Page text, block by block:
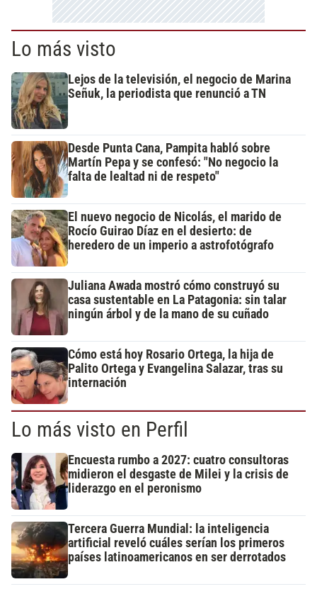
Lo más visto
Lejos de la televisión, el negocio de Marina
Señuk, la periodista que renunció a TN
Desde Punta Cana, Pampita habló sobre
Martín Pepa y se confesó: "No negocio la
falta de lealtad ni de respeto"
El nuevo negocio de Nicolás, el marido de
Rocío Guirao Díaz en el desierto: de
heredero de un imperio a astrofotógrafo
Juliana Awada mostró cómo construyó su
casa sustentable en La Patagonia: sin talar
ningún árbol y de la mano de su cuñado
Cómo está hoy Rosario Ortega, la hija de
Palito Ortega y Evangelina Salazar, tras su
internación
Lo más visto en Perfil
Encuesta rumbo a 2027: cuatro consultoras
midieron el desgaste de Milei y la crisis de
liderazgo en el peronismo
Tercera Guerra Mundial: la inteligencia
artificial reveló cuáles serían los primeros
países latinoamericanos en ser derrotados